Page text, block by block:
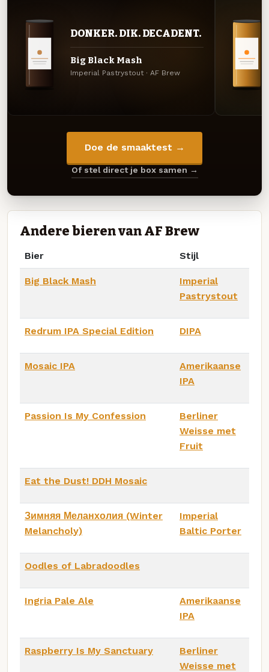
DONKER. DIK. DECADENT.
Big Black Mash
Imperial Pastrystout · AF Brew
Doe de smaaktest →
Of stel direct je box samen →
Andere bieren van AF Brew
Bier Stijl
Big Black Mash
Imperial
Pastrystout
Redrum IPA Special Edition DIPA
Mosaic IPA
Amerikaanse
IPA
Passion Is My Confession
Berliner
Weisse met
Fruit
Eat the Dust! DDH Mosaic
Зимняя Меланхолия (Winter
Melancholy)
Imperial
Baltic Porter
Oodles of Labradoodles
Ingria Pale Ale
Amerikaanse
IPA
Raspberry Is My Sanctuary
Berliner
Weisse met